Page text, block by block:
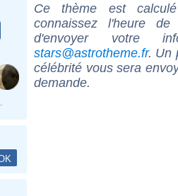
Ce thème est
connaissez l'heure
d'envoyer votre
stars@astrotheme.fr. Un
célébrité vous sera
demande.